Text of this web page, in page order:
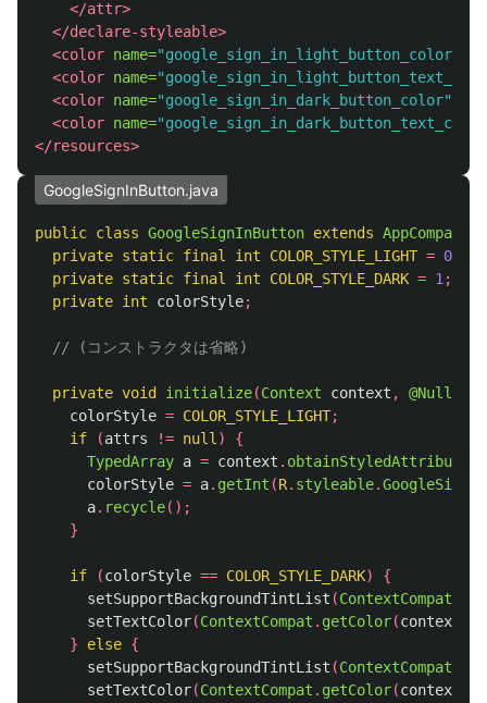
</attr>
</declare-styleable>
<color name="google_sign_in_light_button_color"
<color name=
<color name="google_sign_in_dark_button_color"
<color name=
</resources>
GoogleSignInButton.java
public class GoogleSignInButton extends
private static final int COLOR_STYLE_LIGHT = 0
private static final int COLOR_STYLE_DARK = 1 ;
private int colorStyle;
// (コンストラクタは省略)
private void initialize(Context context ,
@Nullable
colorStyle = COLOR_STYLE_LIGHT;
if
(attrs != null )
{
TypedArray a = context . obtainStyledAttributes
colorStyle = a. getInt (R. styleable.
a. recycle();
}
if (colorStyle == COLOR_STYLE_DARK)
{
setSupportBackgroundTintList (ContextCompat
setTextColor(ContextCompat . getColor(context
}
else {
setSupportBackgroundTintList (ContextCompat
setTextColor(ContextCompat . getColor(context